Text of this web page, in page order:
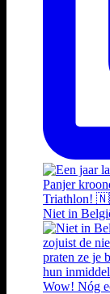
Niet in
Wow! Nóg